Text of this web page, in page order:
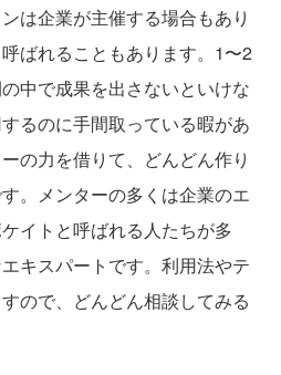
は企業が主催する場合もあり
ばれることもあります。1〜2
中で成果を出さないといけな
るのに手間取っている暇があ
の力を借りて、どんどん作り
。メンターの多くは企業のエ
イトと呼ばれる人たちが多
キスパートです。利用法やテ
ので、どんどん相談してみる